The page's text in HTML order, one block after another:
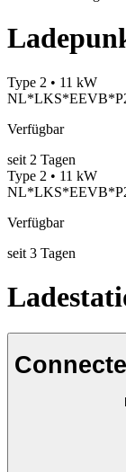
Type 2 • 11 kW
Verfügbar
seit 2 Tagen
Type 2 • 11 kW
Verfügbar
seit 3 Tagen